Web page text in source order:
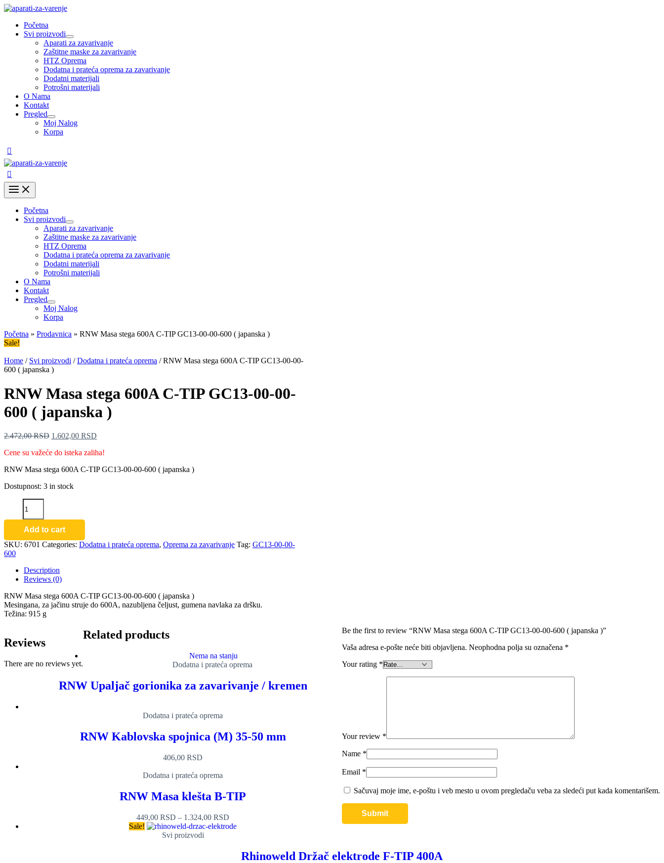
Pređi
sadržajPočetna
Svi proizvodi
Uključi/isključi
izbornik
Aparati za zavarivanje
Zaštitne maske za zavarivanje
HTZ Oprema
Dodatna i prateća oprema za zavarivanje
Dodatni materijali
Potrošni materijali
O Nama
Kontakt
Pregled
Uključi/isključi
izbornik
Moj Nalog
Korpa
Main
Menu
Početna
Svi proizvodi
Uključi/isključi
izbornik
Aparati za zavarivanje
Zaštitne maske za zavarivanje
HTZ Oprema
Dodatna i prateća oprema za zavarivanje
Dodatni materijali
Potrošni materijali
O Nama
Kontakt
Pregled
Uključi/isključi
izbornik
Moj Nalog
Korpa
Početna » Prodavnica » RNW Masa stega 600A C-TIP GC13-00-00-600 ( japanska )
Sale!
Home / Svi proizvodi /Dodatna i prateća oprema / RNW Masa stega 600A C-TIP GC13-00-00-
600 ( japanska )
RNW Masa stega 600A C-TIP GC13-00-00-
600 ( japanska )
2.472,00RSD 1.602,00 RSD
Cene su važeće do isteka zaliha!
RNW Masa stega 600A C-TIP GC13-00-00-600 ( japanska )
Dostupnost: 3 in stock
stega
C-
TIP
GC13-
(
japanska
)
quantity
Add to cart
SKU: 6701 Categories: Dodatna i prateća oprema, Oprema za zavarivanje Tag: GC13-00-00-
600
Description
Reviews (0)
RNW Masa stega 600A C-TIP GC13-00-00-600 ( japanska )
Mesingana, za jačinu struje do 600A, nazubljena čeljust, gumena navlaka za dršku.
Težina: 915 g
Reviews
There are no reviews yet.
Be the first to review “RNW Masa stega 600A C-TIP GC13-00-00-600 ( japanska )”
Vaša adresa e-pošte neće biti objavljena. Neophodna polja su označena *
Your rating *
Your review *
Name *
Email *
Sačuvaj moje ime, e-poštu i veb mesto u ovom pregledaču veba za sledeći put kada komentarišem.
Related products
Nema na stanju
Dodatna i prateća oprema
RNW Upaljač gorionika za zavarivanje / kremen
Dodatna i prateća oprema
RNW Kablovska spojnica (M) 35-50 mm
406,00 RSD
Dodatna i prateća oprema
RNW Masa klešta B-TIP
449,00 RSD – 1.324,00 RSD
Sale!
Svi proizvodi
Rhinoweld Držač elektrode F-TIP 400A